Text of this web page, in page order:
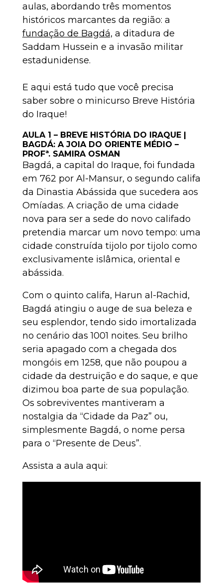
aulas, abordando três momentos
históricos marcantes da região: a
fundação de Bagdá, a ditadura de
Saddam Hussein e a invasão militar
estadunidense.
E aqui está tudo que você precisa
saber sobre o minicurso Breve História
do Iraque!
AULA 1 – BREVE HISTÓRIA DO IRAQUE |
BAGDÁ: A JOIA DO ORIENTE MÉDIO –
PROFª. SAMIRA OSMAN
Bagdá, a capital do Iraque, foi fundada
em 762 por Al-Mansur, o segundo califa
da Dinastia Abássida que sucedera aos
Omíadas. A criação de uma cidade
nova para ser a sede do novo califado
pretendia marcar um novo tempo: uma
cidade construída tijolo por tijolo como
exclusivamente islâmica, oriental e
abássida.
Com o quinto califa, Harun al-Rachid,
Bagdá atingiu o auge de sua beleza e
seu esplendor, tendo sido imortalizada
no cenário das 1001 noites. Seu brilho
seria apagado com a chegada dos
mongóis em 1258, que não poupou a
cidade da destruição e do saque, e que
dizimou boa parte de sua população.
Os sobreviventes mantiveram a
nostalgia da “Cidade da Paz” ou,
simplesmente Bagdá, o nome persa
para o “Presente de Deus”.
Assista a aula aqui: